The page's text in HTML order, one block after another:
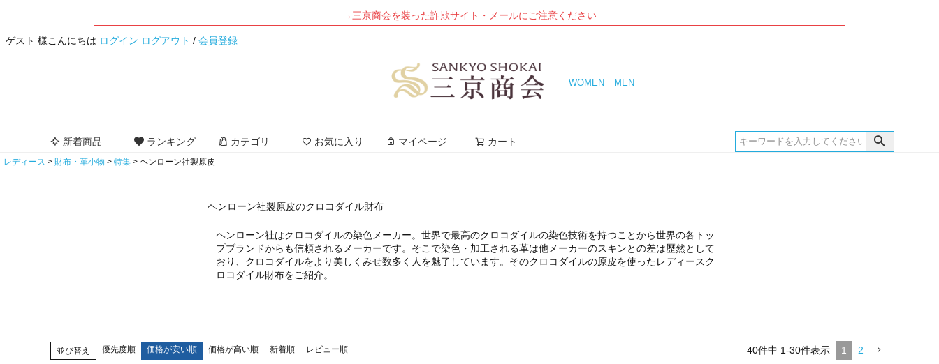
→三京商会を装った詐欺サイト・メールにご注意ください
ゲスト 様こんにちは ログイン ログアウト / 会員登録
WOMEN MEN
新着商品 ランキング カテゴリ お気に入り マイページ カート
レディース 財布・革小物 特集 ヘンローン社製原皮
ヘンローン社製原皮のクロコダイル財布
ヘンローン社はクロコダイルの染色メーカー。世界で最高のクロコダイルの染色技術を持つことから世界の各トッ
プブランドからも信頼されるメーカーです。そこで染色・加工される革は他メーカーのスキンとの差は歴然として
おり、クロコダイルをより美しくみせ数多く人を魅了しています。そのクロコダイルの原皮を使ったレディースク
ロコダイル財布をご紹介。
並び替え 優先度順 価格が安い順 価格が高い順 新着順 レビュー順 40件中 1-30件表示 1 2